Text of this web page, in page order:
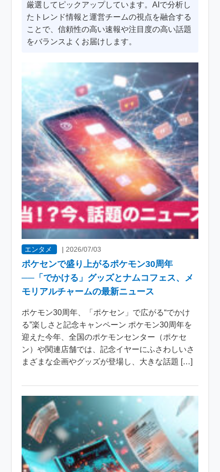
厳選してピックアップしています。AIで分析し
たトレンド情報と運営チームの視点を融合する
ことで、信頼性の高い速報や注目度の高い話題
をバランスよくお届けします。
エンタメ |2026/07/03
ポケセンで盛り上がるポケモン30周年
──「でかける」グッズとナムコフェス、メ
モリアルチャームの最新ニュース
ポケモン30周年、「ポケセン」で広がる“でかけ
る”楽しさと記念キャンペーン ポケモン30周年を
迎えた今年、全国のポケモンセンター（ポケセ
ン）や関連店舗では、記念イヤーにふさわしいさ
まざまな企画やグッズが登場し、大きな話題 […]